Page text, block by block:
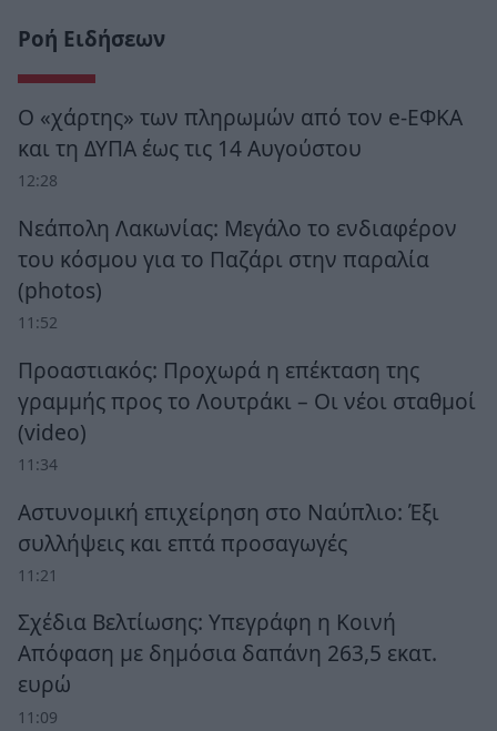
Ροή Ειδήσεων
Ο «χάρτης» των πληρωμών από τον e-ΕΦΚΑ
και τη ΔΥΠΑ έως τις 14 Αυγούστου
12:28
Νεάπολη Λακωνίας: Μεγάλο το ενδιαφέρον
του κόσμου για το Παζάρι στην παραλία
(photos)
11:52
Προαστιακός: Προχωρά η επέκταση της
γραμμής προς το Λουτράκι – Οι νέοι σταθμοί
(video)
11:34
Αστυνομική επιχείρηση στο Ναύπλιο: Έξι
συλλήψεις και επτά προσαγωγές
11:21
Σχέδια Βελτίωσης: Υπεγράφη η Κοινή
Απόφαση με δημόσια δαπάνη 263,5 εκατ.
ευρώ
11:09